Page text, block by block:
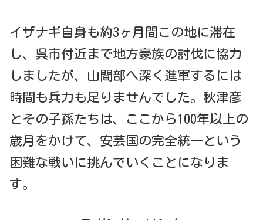
イザナギ自身も約3ヶ月間この地に滞在
し、呉市付近まで地方豪族の討伐に協力
しましたが、山間部へ深く進軍するには
時間も兵力も足りませんでした。秋津彦
とその子孫たちは、ここから100年以上の
歳月をかけて、安芸国の完全統一という
困難な戦いに挑んでいくことになりま
す。